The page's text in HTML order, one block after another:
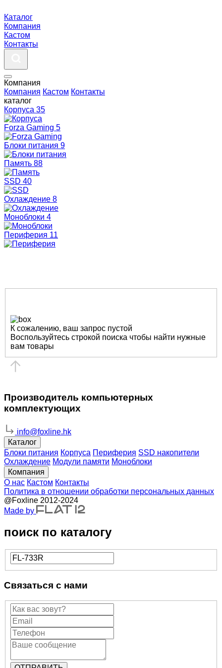
Каталог
Компания
Кастом
Контакты
Компания
Компания Кастом Контакты
каталог
Корпуса 35
Forza Gaming 5
Блоки питания 9
Память 88
SSD 40
Охлаждение 8
Моноблоки 4
Периферия 11
К сожалению, ваш запрос пустой
Воспользуйтесь строкой поиска чтобы найти нужные
вам товары
Производитель компьютерных
комплектующих
info@foxline.hk
Каталог
Блоки питания Корпуса Периферия SSD накопители
Охлаждение Модули памяти Моноблоки
Компания
О нас Кастом Контакты
Политика в отношении обработки персональных данных
@Foxline 2012-2024
Made by
поиск по каталогу
Связаться с нами